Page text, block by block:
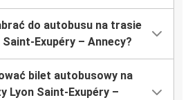
do autobusu na trasie
Exupéry – Annecy?
bilet autobusowy na
Lyon Saint-Exupéry –